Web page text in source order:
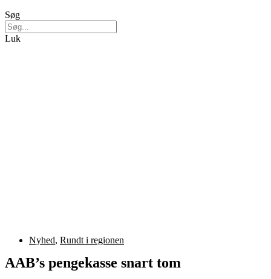
Søg
Luk
Nyhed, Rundt i regionen
AAB’s pengekasse snart tom